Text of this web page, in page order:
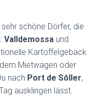
schöne Dörfer, die
Valldemossa und
Kartoffelgebäck
Mietwagen oder
nach Port de Sóller,
ausklingen lässt.